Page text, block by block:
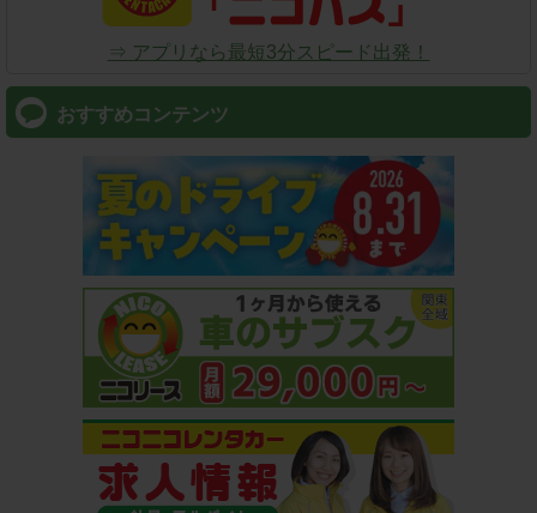
⇒ アプリなら最短3分スピード出発！
おすすめコンテンツ